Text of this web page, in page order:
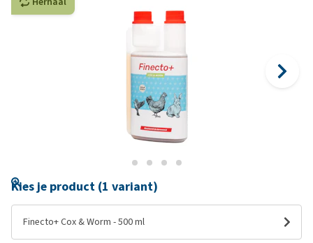
Kies je product (1 variant)
Finecto+ Cox & Worm - 500 ml